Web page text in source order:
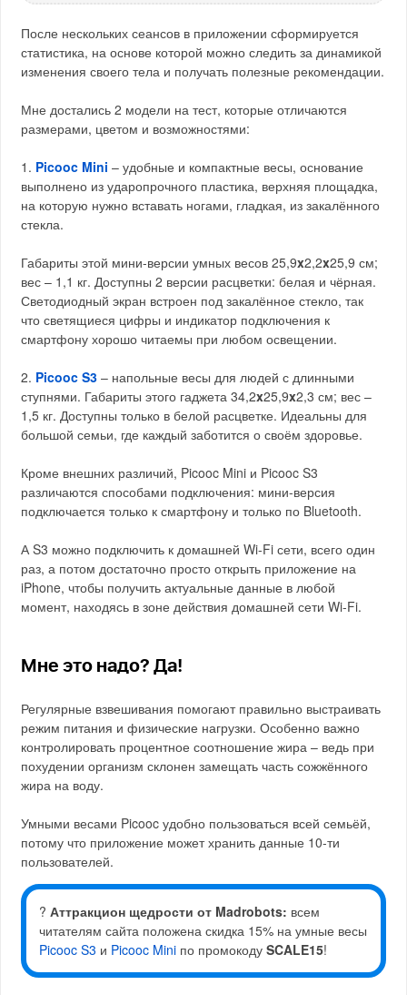
После нескольких сеансов в приложении сформируется
статистика, на основе которой можно следить за динамикой
изменения своего тела и получать полезные рекомендации.
Мне достались 2 модели на тест, которые отличаются
размерами, цветом и возможностями:
1. Picooc Mini – удобные и компактные весы, основание
выполнено из ударопрочного пластика, верхняя площадка,
на которую нужно вставать ногами, гладкая, из закалённого
стекла.
Габариты этой мини-версии умных весов 25,9x2,2x25,9 см;
вес – 1,1 кг. Доступны 2 версии расцветки: белая и чёрная.
Светодиодный экран встроен под закалённое стекло, так
что светящиеся цифры и индикатор подключения к
смартфону хорошо читаемы при любом освещении.
2. Picooc S3 – напольные весы для людей с длинными
ступнями. Габариты этого гаджета 34,2x25,9x2,3 см; вес –
1,5 кг. Доступны только в белой расцветке. Идеальны для
большой семьи, где каждый заботится о своём здоровье.
Кроме внешних различий, Picooc Mini и Picooc S3
различаются способами подключения: мини-версия
подключается только к смартфону и только по Bluetooth.
А S3 можно подключить к домашней Wi-Fi сети, всего один
раз, а потом достаточно просто открыть приложение на
iPhone, чтобы получить актуальные данные в любой
момент, находясь в зоне действия домашней сети Wi-Fi.
Мне это надо? Да!
Регулярные взвешивания помогают правильно выстраивать
режим питания и физические нагрузки. Особенно важно
контролировать процентное соотношение жира – ведь при
похудении организм склонен замещать часть сожжённого
жира на воду.
Умными весами Picooc удобно пользоваться всей семьёй,
потому что приложение может хранить данные 10-ти
пользователей.
?Аттракцион щедрости от Madrobots: всем
читателям сайта положена скидка 15% на умные весы
Picooc S3 и Picooc Mini по промокодуSCALE15!